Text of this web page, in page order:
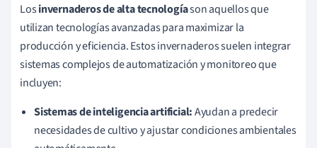
Losinvernaderos de alta tecnologíason aquellos que
utilizan tecnologías avanzadas para maximizar la
producción y eficiencia. Estos invernaderos suelen integrar
sistemas complejos de automatización y monitoreo que
incluyen:
Sistemas de inteligencia artificial:Ayudan a predecir
necesidades de cultivo y ajustar condiciones ambientales